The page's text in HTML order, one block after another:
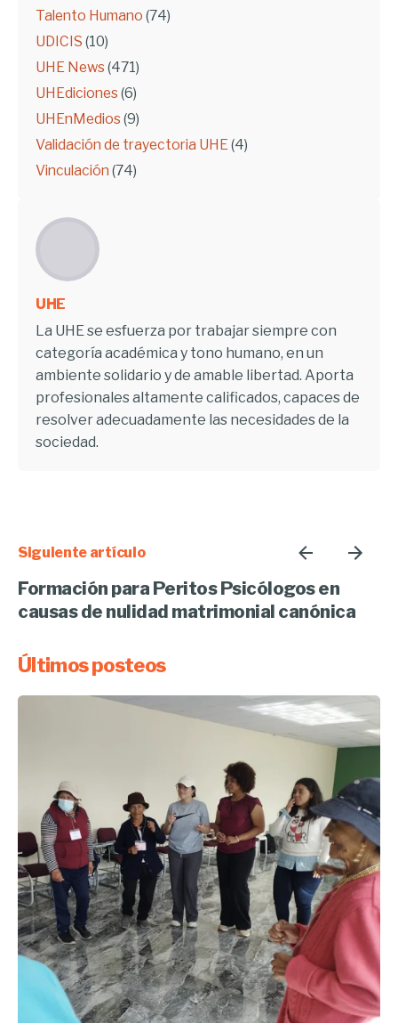
Talento Humano (74)
UDICIS (10)
UHE News (471)
UHEdiciones (6)
UHEnMedios (9)
Validación de trayectoria UHE(4)
Vinculación (74)
UHE
La UHE se esfuerza por trabajar siempre con
categoría académica y tono humano, en un
ambiente solidario y de amable libertad. Aporta
profesionales altamente calificados, capaces de
resolver adecuadamente las necesidades de la
sociedad.
Siguiente artículo
Formación para Peritos Psicólogos en
causas de nulidad matrimonial canónica
Últimos posteos
Enviado por